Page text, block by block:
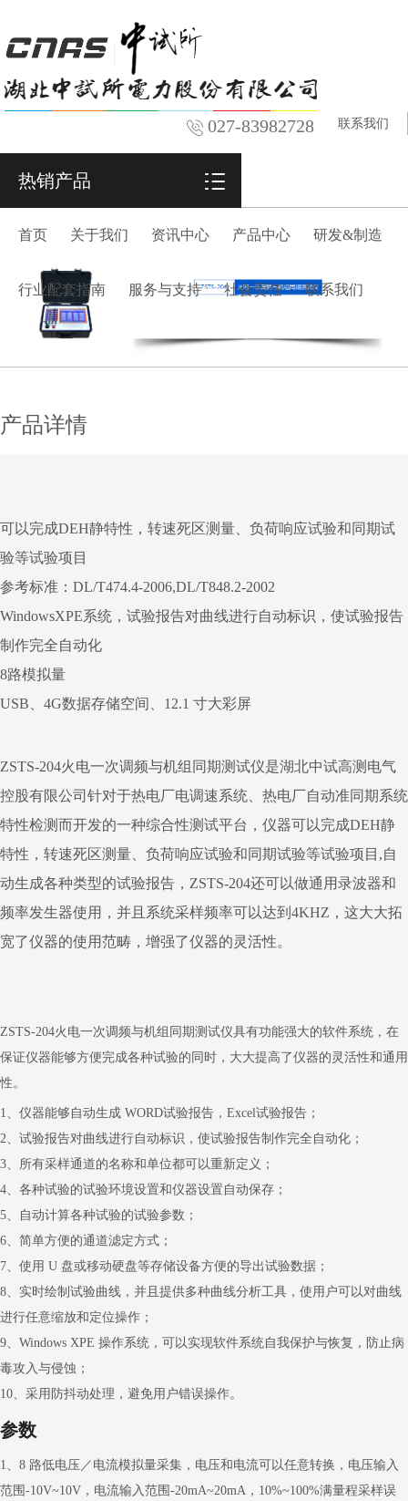
027-83982728 联系我们
热销产品
首页 关于我们 资讯中心 产品中心 研发&制造
行业配套指南 服务与支持 社会责任 联系我们
产品详情
可以完成DEH静特性，转速死区测量、负荷响应试验和同期试
验等试验项目
参考标准：DL/T474.4-2006,DL/T848.2-2002
WindowsXPE系统，试验报告对曲线进行自动标识，使试验报告
制作完全自动化
8路模拟量
USB、4G数据存储空间、12.1 寸大彩屏
ZSTS-204火电一次调频与机组同期测试仪是湖北中试高测电气
控股有限公司针对于热电厂电调速系统、热电厂自动准同期系统
特性检测而开发的一种综合性测试平台，仪器可以完成DEH静
特性，转速死区测量、负荷响应试验和同期试验等试验项目,自
动生成各种类型的试验报告，ZSTS-204还可以做通用录波器和
频率发生器使用，并且系统采样频率可以达到4KHZ，这大大拓
宽了仪器的使用范畴，增强了仪器的灵活性。
ZSTS-204火电一次调频与机组同期测试仪具有功能强大的软件系统，在
保证仪器能够方便完成各种试验的同时，大大提高了仪器的灵活性和通用
性。
1、仪器能够自动生成 WORD试验报告，Excel试验报告；
2、试验报告对曲线进行自动标识，使试验报告制作完全自动化；
3、所有采样通道的名称和单位都可以重新定义；
4、各种试验的试验环境设置和仪器设置自动保存；
5、自动计算各种试验的试验参数；
6、简单方便的通道滤定方式；
7、使用 U 盘或移动硬盘等存储设备方便的导出试验数据；
8、实时绘制试验曲线，并且提供多种曲线分析工具，使用户可以对曲线
进行任意缩放和定位操作；
9、Windows XPE 操作系统，可以实现软件系统自我保护与恢复，防止病
毒攻入与侵蚀；
10、采用防抖动处理，避免用户错误操作。
参数
1、8 路低电压／电流模拟量采集，电压和电流可以任意转换，电压输入
范围-10V~10V，电流输入范围-20mA~20mA，10%~100%满量程采样误